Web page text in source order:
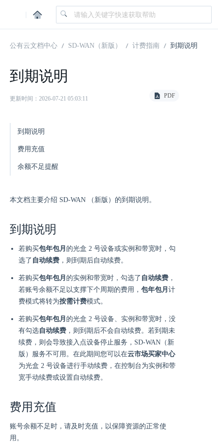
|
公有云文档中心 SD-WAN（新版） 计费指南 到期说明
到期说明
更新时间：2026-07-21 05:03:11 PDF
到期说明
费用充值
余额不足提醒
本文档主要介绍 SD-WAN （新版）的到期说明。
到期说明
若购买包年包月 的光盒 2 号设备或实例和带宽时，勾
选了 自动续费 ，则到期后自动续费。
若购买包年包月 的实例和带宽时，勾选了 自动续费 ，
若账号余额不足以支撑下个周期的费用， 包年包月 计
费模式将转为按需计费模式。
若购买包年包月 的光盒 2 号设备、实例和带宽时，没
有勾选自动续费 ，则到期后不会自动续费。若到期未
续费，则会导致接入点设备停止服务，SD-WAN（新
版）服务不可用。在此期间您可以在云市场买家中心
为光盒 2 号设备进行手动续费，在控制台为实例和带
宽手动续费或设置自动续费。
费用充值
账号余额不足时，请及时充值，以保障资源的正常使
用。